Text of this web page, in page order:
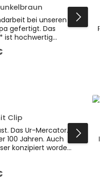
bei unseren
gefertigt. Das
ist hochwertig
befindet sich
Farbliche
möglich.
Clip
Das Ur-Mercator.
100 Jahren. Auch
konzipiert worden
wird es weltweit